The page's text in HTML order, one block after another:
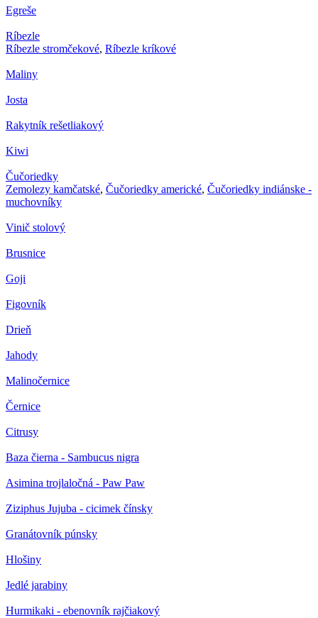
Egreše
Ríbezle
Ríbezle stromčekové, Ríbezle kríkové
Maliny
Josta
Rakytník rešetliakový
Kiwi
Čučoriedky
Zemolezy kamčatské, Čučoriedky americké, Čučoriedky indiánske -
muchovníky
Vinič stolový
Brusnice
Goji
Figovník
Drieň
Jahody
Malinočernice
Černice
Citrusy
Baza čierna - Sambucus nigra
Asimina trojlaločná - Paw Paw
Ziziphus Jujuba - cicimek čínsky
Granátovník púnsky
Hlošiny
Jedlé jarabiny
Hurmikaki - ebenovník rajčiakový